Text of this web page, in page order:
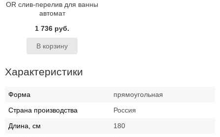
OR слив-перелив для ванны
автомат
1 736 руб.
Характеристики
Форма
прямоугольная
Страна производства
Россия
Длина, см
180